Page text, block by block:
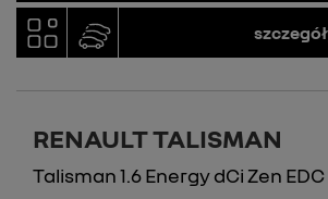
RENAULT TALISMAN
Talisman 1.6 Energy dCi Zen EDC